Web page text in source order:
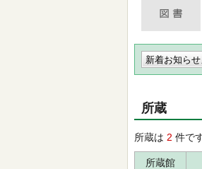
新着お知ら
所蔵
所蔵は 2 件で
所蔵館